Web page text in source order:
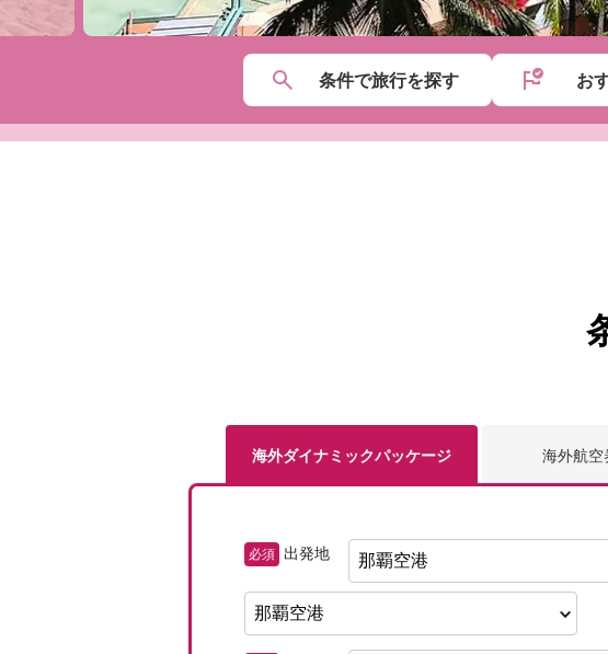
条件で旅行を探す お
海外ダイナミックパッケージ 海外航空
必須 出発地 那覇空港